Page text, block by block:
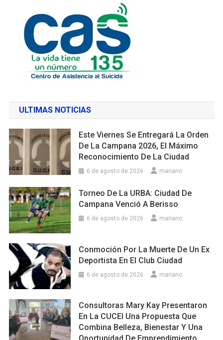
ULTIMAS NOTICIAS
Este Viernes Se Entregará La Orden
De La Campana 2026, El Máximo
Reconocimiento De La Ciudad
6 de agosto de 2026 mariano
Torneo De La URBA: Ciudad De
Campana Venció A Berisso
6 de agosto de 2026 mariano
Conmoción Por La Muerte De Un Ex
Deportista En El Club Ciudad
6 de agosto de 2026 mariano
Consultoras Mary Kay Presentaron
En La CUCEI Una Propuesta Que
Combina Belleza, Bienestar Y Una